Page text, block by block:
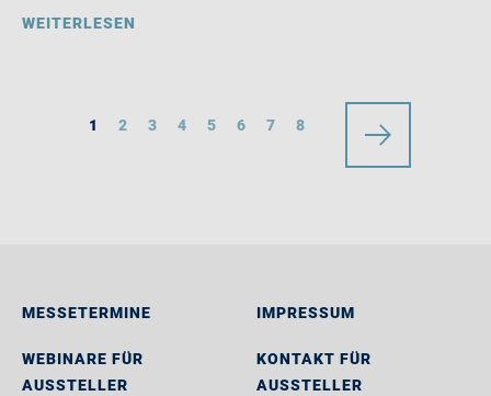
WEITERLESEN
1 2 3 4 5 6 7 8
MESSETERMINE
WEBINARE FÜR
AUSSTELLER
IMPRESSUM
KONTAKT FÜR
AUSSTELLER